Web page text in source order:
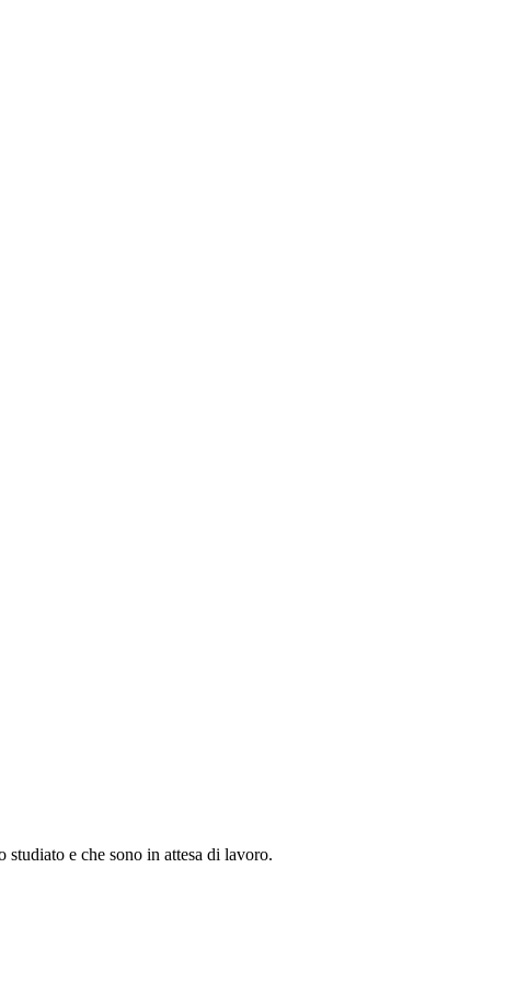
e che sono in attesa di lavoro.